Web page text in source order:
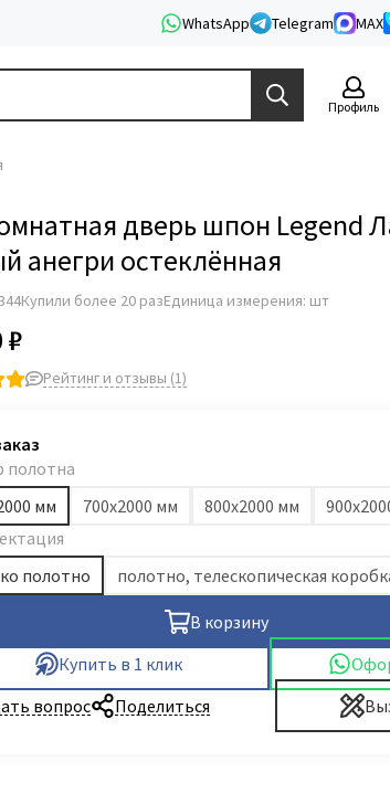
WhatsApp Telegram MAX
Профиль
дверь шпон Legend
анегри остеклённая
Купили более 20 разЕдиница измерения: шт
₽
Рейтинг и отзывы (1)
полотна
мм
700х2000 мм 800х2000 мм
полотно
полотно, телескопическая
В корзину
Купить в 1 клик
вопрос Поделиться